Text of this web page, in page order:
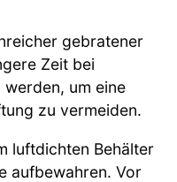
gebratener
Zeit bei
um eine
zu vermeiden.
luftdichten Behälter
aufbewahren. Vor